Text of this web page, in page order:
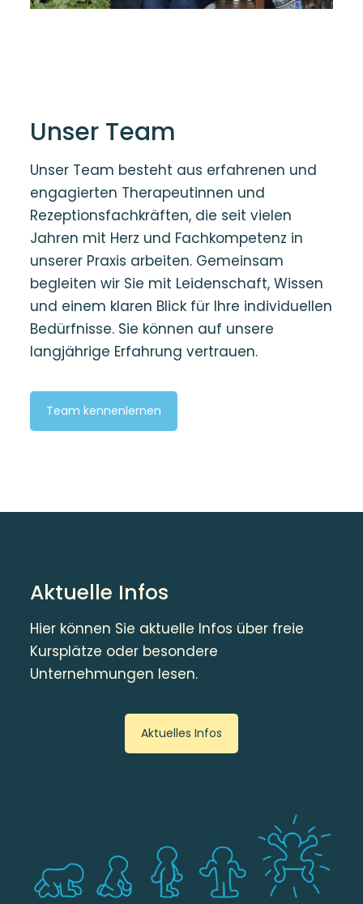
Unser Team
Unser Team besteht aus erfahrenen und
engagierten Therapeutinnen und
Rezeptionsfachkräften, die seit vielen
Jahren mit Herz und Fachkompetenz in
unserer Praxis arbeiten. Gemeinsam
begleiten wir Sie mit Leidenschaft, Wissen
und einem klaren Blick für Ihre individuellen
Bedürfnisse. Sie können auf unsere
langjährige Erfahrung vertrauen.
Team kennenlernen
Aktuelle Infos
Hier können Sie aktuelle Infos über freie
Kursplätze oder besondere
Unternehmungen lesen.
Aktuelles Infos